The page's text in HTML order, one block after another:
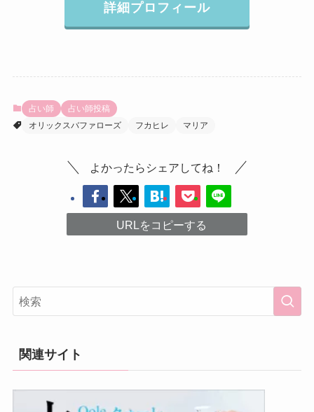
詳細プロフィール
占い師
占い師投稿
オリックスバファローズ
フカヒレ マリア
よかったらシェアしてね！
URLをコピーする
関連サイト